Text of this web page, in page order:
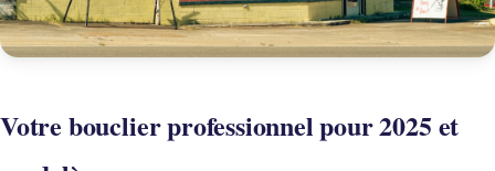
Votre bouclier professionnel pour 2025 et